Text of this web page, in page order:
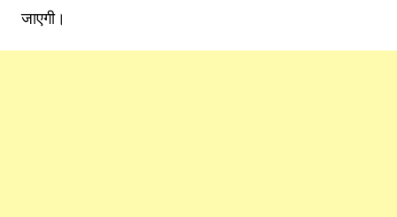
जाएगी।